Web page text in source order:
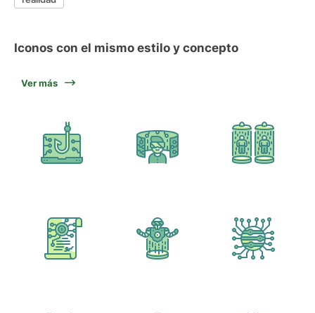
Iconos con el mismo estilo y concepto
Ver más